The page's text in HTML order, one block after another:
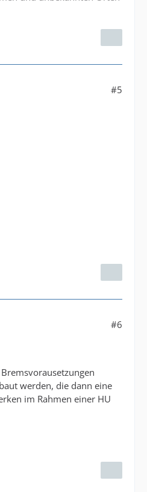
#5
#6
werden, die dann eine
im Rahmen einer HU